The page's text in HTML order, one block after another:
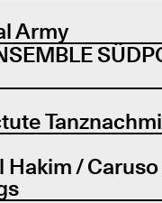
Army
Hakim /